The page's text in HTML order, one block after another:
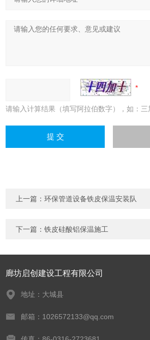
请输入计算结果（填写阿拉伯数字），如：三
上一篇：环保管道设备铁皮保温安装队
下一篇：铁皮硅酸铝保温施工
廊坊启创建设工程有限公司
地址：大城县
邮箱：1026572133@qq.com